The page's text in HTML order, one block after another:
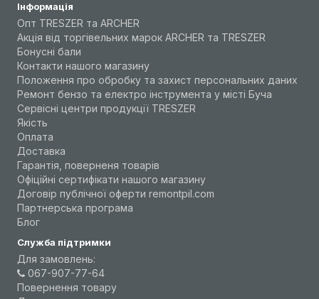
Інформація
Опт TRESZER та ARCHER
Акція від торгівельних марок ARCHER та TRESZER
Бонусні бали
Контакти нашого магазину
Положення про обробку та захист персональних даних
Ремонт бензо та електро інструмента у місті Буча
Сервісні центри продукції TRESZER
Якість
Оплата
Доставка
Гарантія, поверненя товарів
Офіційні сертифікати нашого магазину
Договір публічної оферти remontpil.com
Партнерська програма
Блог
Служба підтримки
Для замовлень:
067-907-77-64
Повернення товару